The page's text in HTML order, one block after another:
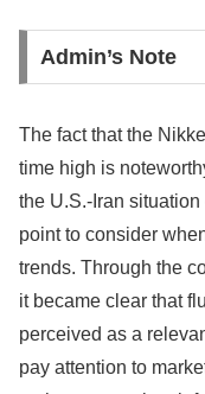
Admin’s Note
The fact that the
time high is
the U.S.-Iran
point to consider
trends. Through the
it became clear that
perceived as a
pay attention to